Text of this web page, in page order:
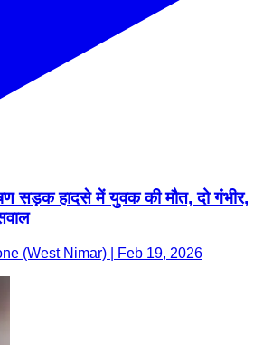
सड़क हादसे में युवक की मौत, दो गंभीर,
(West Nimar) | Feb 19, 2026